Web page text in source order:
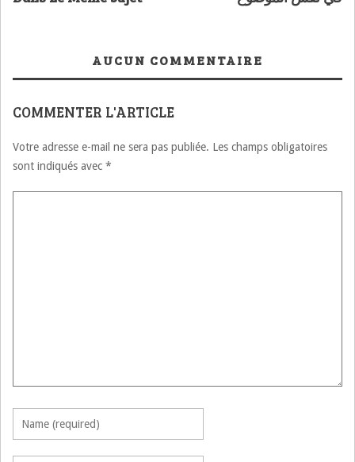
AUCUN COMMENTAIRE
COMMENTER L'ARTICLE
Votre adresse e-mail ne sera pas publiée. Les champs obligatoires
sont indiqués avec *